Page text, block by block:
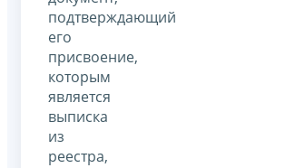
подтверждающий
его
присвоение,
которым
является
выписка
из
реестра,